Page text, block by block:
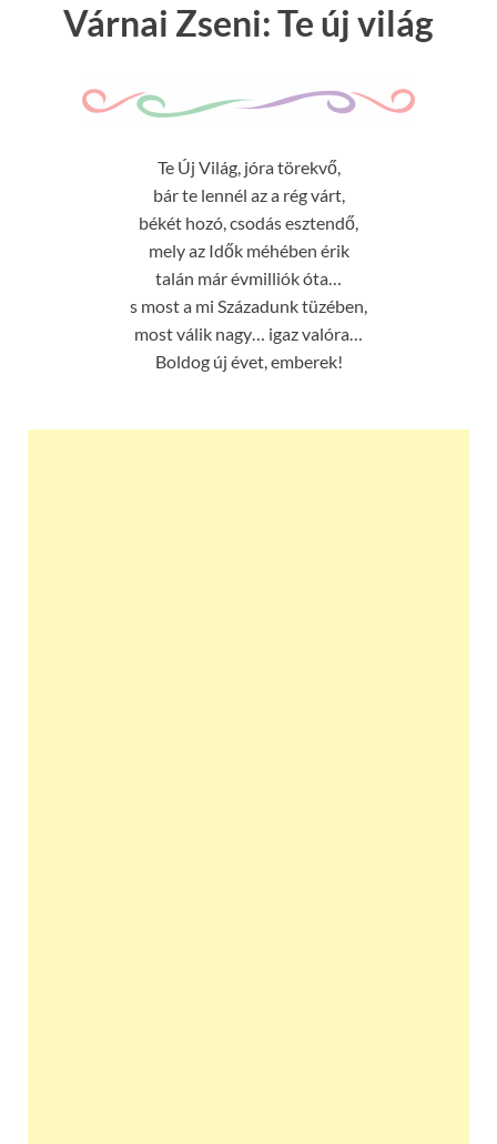
Várnai Zseni: Te új világ
Te Új Világ, jóra törekvő,
bár te lennél az a rég várt,
békét hozó, csodás esztendő,
mely az Idők méhében érik
talán már évmilliók óta…
s most a mi Századunk tüzében,
most válik nagy… igaz valóra…
Boldog új évet, emberek!